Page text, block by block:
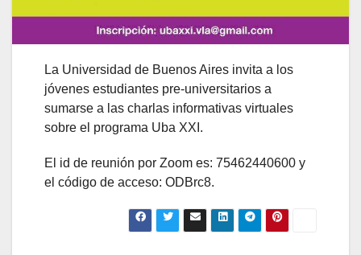
La Universidad de Buenos Aires invita a los
jóvenes estudiantes pre-universitarios a
sumarse a las charlas informativas virtuales
sobre el programa Uba XXI.
El id de reunión por Zoom es: 75462440600 y
el código de acceso: ODBrc8.